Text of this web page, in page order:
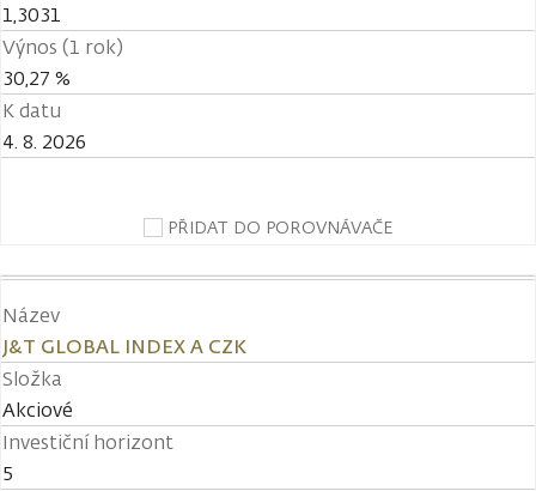
1,3031
Výnos (1 rok)
30,27 %
K datu
4. 8. 2026
PŘIDAT DO POROVNÁVAČE
Název
J&T GLOBAL INDEX A CZK
Složka
Akciové
Investiční horizont
5